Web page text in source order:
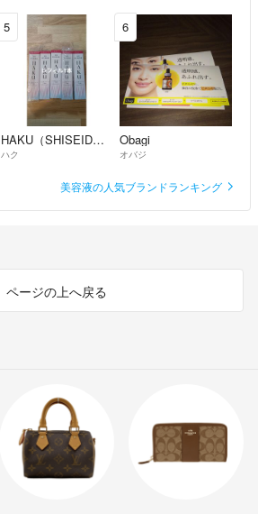
5
HAKU（SHISEIDO）
ハク
6
Obagi
オバジ
美容液の人気ブランドランキング
ページの上へ戻る